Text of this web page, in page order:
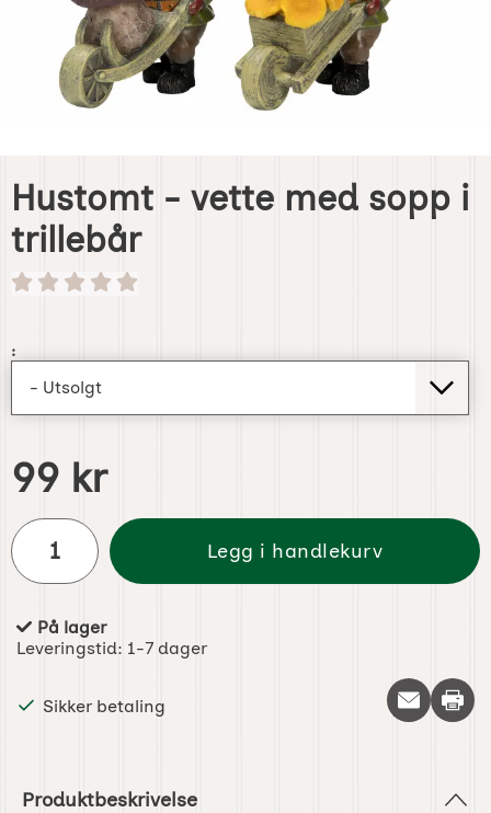
Hustomt - vette med sopp i
trillebår
:
pris
99 kr
antall
Legg i handlekurv
Produkttilgjengelighet:
På lager
Leveringstid: 1-7 dager
Sikker betaling Skriv
Produktbeskrivelse